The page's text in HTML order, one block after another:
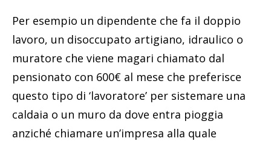
Per esempio un dipendente che fa il doppio
lavoro, un disoccupato artigiano, idraulico o
muratore che viene magari chiamato dal
pensionato con 600€ al mese che preferisce
questo tipo di ‘lavoratore’ per sistemare una
caldaia o un muro da dove entra pioggia
anziché chiamare un’impresa alla quale